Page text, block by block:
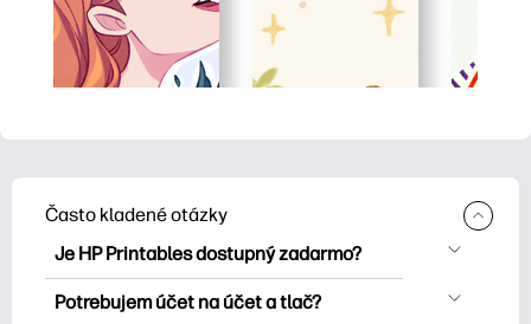
Často kladené otázky
Je HP Printables dostupný zadarmo?
HP Printables ponúka viac ako 2500
Potrebujem účet na účet a tlač?